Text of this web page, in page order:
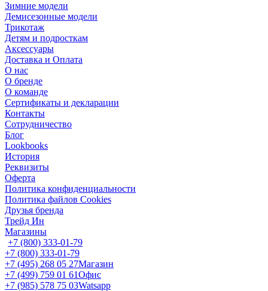
Зимние модели
Демисезонные модели
Трикотаж
Детям и подросткам
Аксессуары
Доставка и Оплата
О нас
О бренде
О команде
Сертификаты и декларации
Контакты
Сотрудничество
Блог
Lookbooks
История
Реквизиты
Оферта
Политика конфиденциальности
Политика файлов Cookies
Друзья бренда
Трейд Ин
Магазины
+7 (800) 333-01-79
+7 (800) 333-01-79
+7 (495) 268 05 27Магазин
+7 (499) 759 01 61Офис
+7 (985) 578 75 03Watsapp